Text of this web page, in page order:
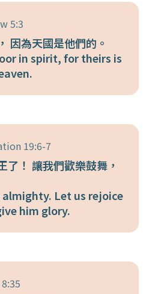
5:3
因為天國是他們的。
in spirit, for theirs is
19:6-7
了！ 讓我們歡樂鼓舞，
Let us rejoice
him glory.